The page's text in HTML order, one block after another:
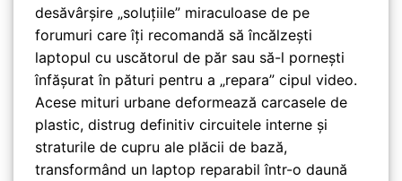
desăvârșire „soluțiile” miraculoase de pe
forumuri care îți recomandă să încălzești
laptopul cu uscătorul de păr sau să-l pornești
înfășurat în pături pentru a „repara” cipul video.
Acese mituri urbane deformează carcasele de
plastic, distrug definitiv circuitele interne și
straturile de cupru ale plăcii de bază,
transformând un laptop reparabil într-o daună